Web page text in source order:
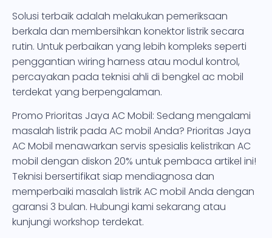
Solusi terbaik adalah melakukan pemeriksaan
berkala dan membersihkan konektor listrik secara
rutin. Untuk perbaikan yang lebih kompleks seperti
penggantian wiring harness atau modul kontrol,
percayakan pada teknisi ahli di bengkel ac mobil
terdekat yang berpengalaman.
Promo Prioritas Jaya AC Mobil: Sedang mengalami
masalah listrik pada AC mobil Anda? Prioritas Jaya
AC Mobil menawarkan servis spesialis kelistrikan AC
mobil dengan diskon 20% untuk pembaca artikel ini!
Teknisi bersertifikat siap mendiagnosa dan
memperbaiki masalah listrik AC mobil Anda dengan
garansi 3 bulan. Hubungi kami sekarang atau
kunjungi workshop terdekat.